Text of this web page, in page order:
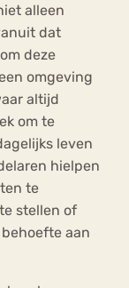
alleen
dat
deze
omgeving
altijd
om te
leven
hielpen
te
stellen of
aan